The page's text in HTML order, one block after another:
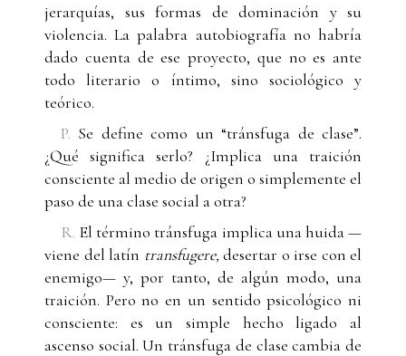
jerarquías, sus formas de dominación y su
violencia. La palabra autobiografía no habría
dado cuenta de ese proyecto, que no es ante
todo literario o íntimo, sino sociológico y
teórico.
P. Se define como un “tránsfuga de clase”.
¿Qué significa serlo? ¿Implica una traición
consciente al medio de origen o simplemente el
paso de una clase social a otra?
R. El término tránsfuga implica una huida —
viene del latín transfugere, desertar o irse con el
enemigo— y, por tanto, de algún modo, una
traición. Pero no en un sentido psicológico ni
consciente: es un simple hecho ligado al
ascenso social. Un tránsfuga de clase cambia de